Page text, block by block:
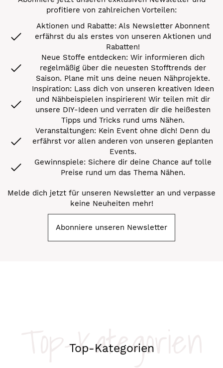
profitiere von zahlreichen Vorteilen:
Aktionen und Rabatte: Als Newsletter Abonnent
erfährst du als erstes von unseren Aktionen und
Rabatten!
Neue Stoffe entdecken: Wir informieren dich
regelmäßig über die neuesten Stofftrends der
Saison. Plane mit uns deine neuen Nähprojekte.
Inspiration: Lass dich von unseren kreativen Ideen
und Nähbeispielen inspirieren! Wir teilen mit dir
unsere DIY-Ideen und verraten dir die heißesten
Tipps und Tricks rund ums Nähen.
Veranstaltungen: Kein Event ohne dich! Denn du
erfährst vor allen anderen von unseren geplanten
Events.
Gewinnspiele: Sichere dir deine Chance auf tolle
Preise rund um das Thema Nähen.
Melde dich jetzt für unseren Newsletter an und verpasse
keine Neuheiten mehr!
Abonniere unseren Newsletter
Top-Kategorien
Top-Kategorien